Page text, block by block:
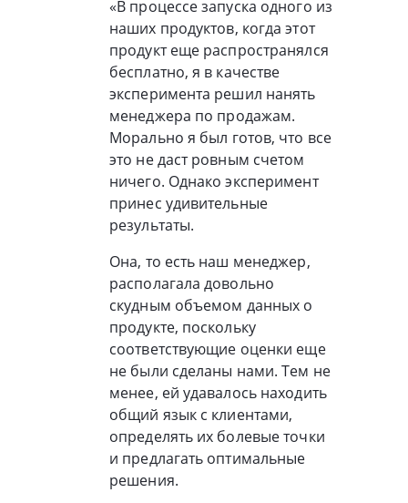
«В процессе запуска одного из
наших продуктов, когда этот
продукт еще распространялся
бесплатно, я в качестве
эксперимента решил нанять
менеджера по продажам.
Морально я был готов, что все
это не даст ровным счетом
ничего. Однако эксперимент
принес удивительные
результаты.
Она, то есть наш менеджер,
располагала довольно
скудным объемом данных о
продукте, поскольку
соответствующие оценки еще
не были сделаны нами. Тем не
менее, ей удавалось находить
общий язык с клиентами,
определять их болевые точки
и предлагать оптимальные
решения.